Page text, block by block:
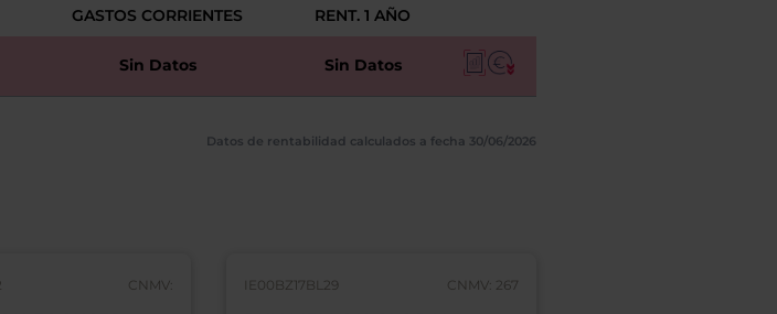
GASTOS CORRIENTES RENT. 1 AÑO
Sin Datos Sin Datos
Datos de rentabilidad calculados a fecha 30/06/2026
CNMV: IE00BZ17BL29 CNMV: 267